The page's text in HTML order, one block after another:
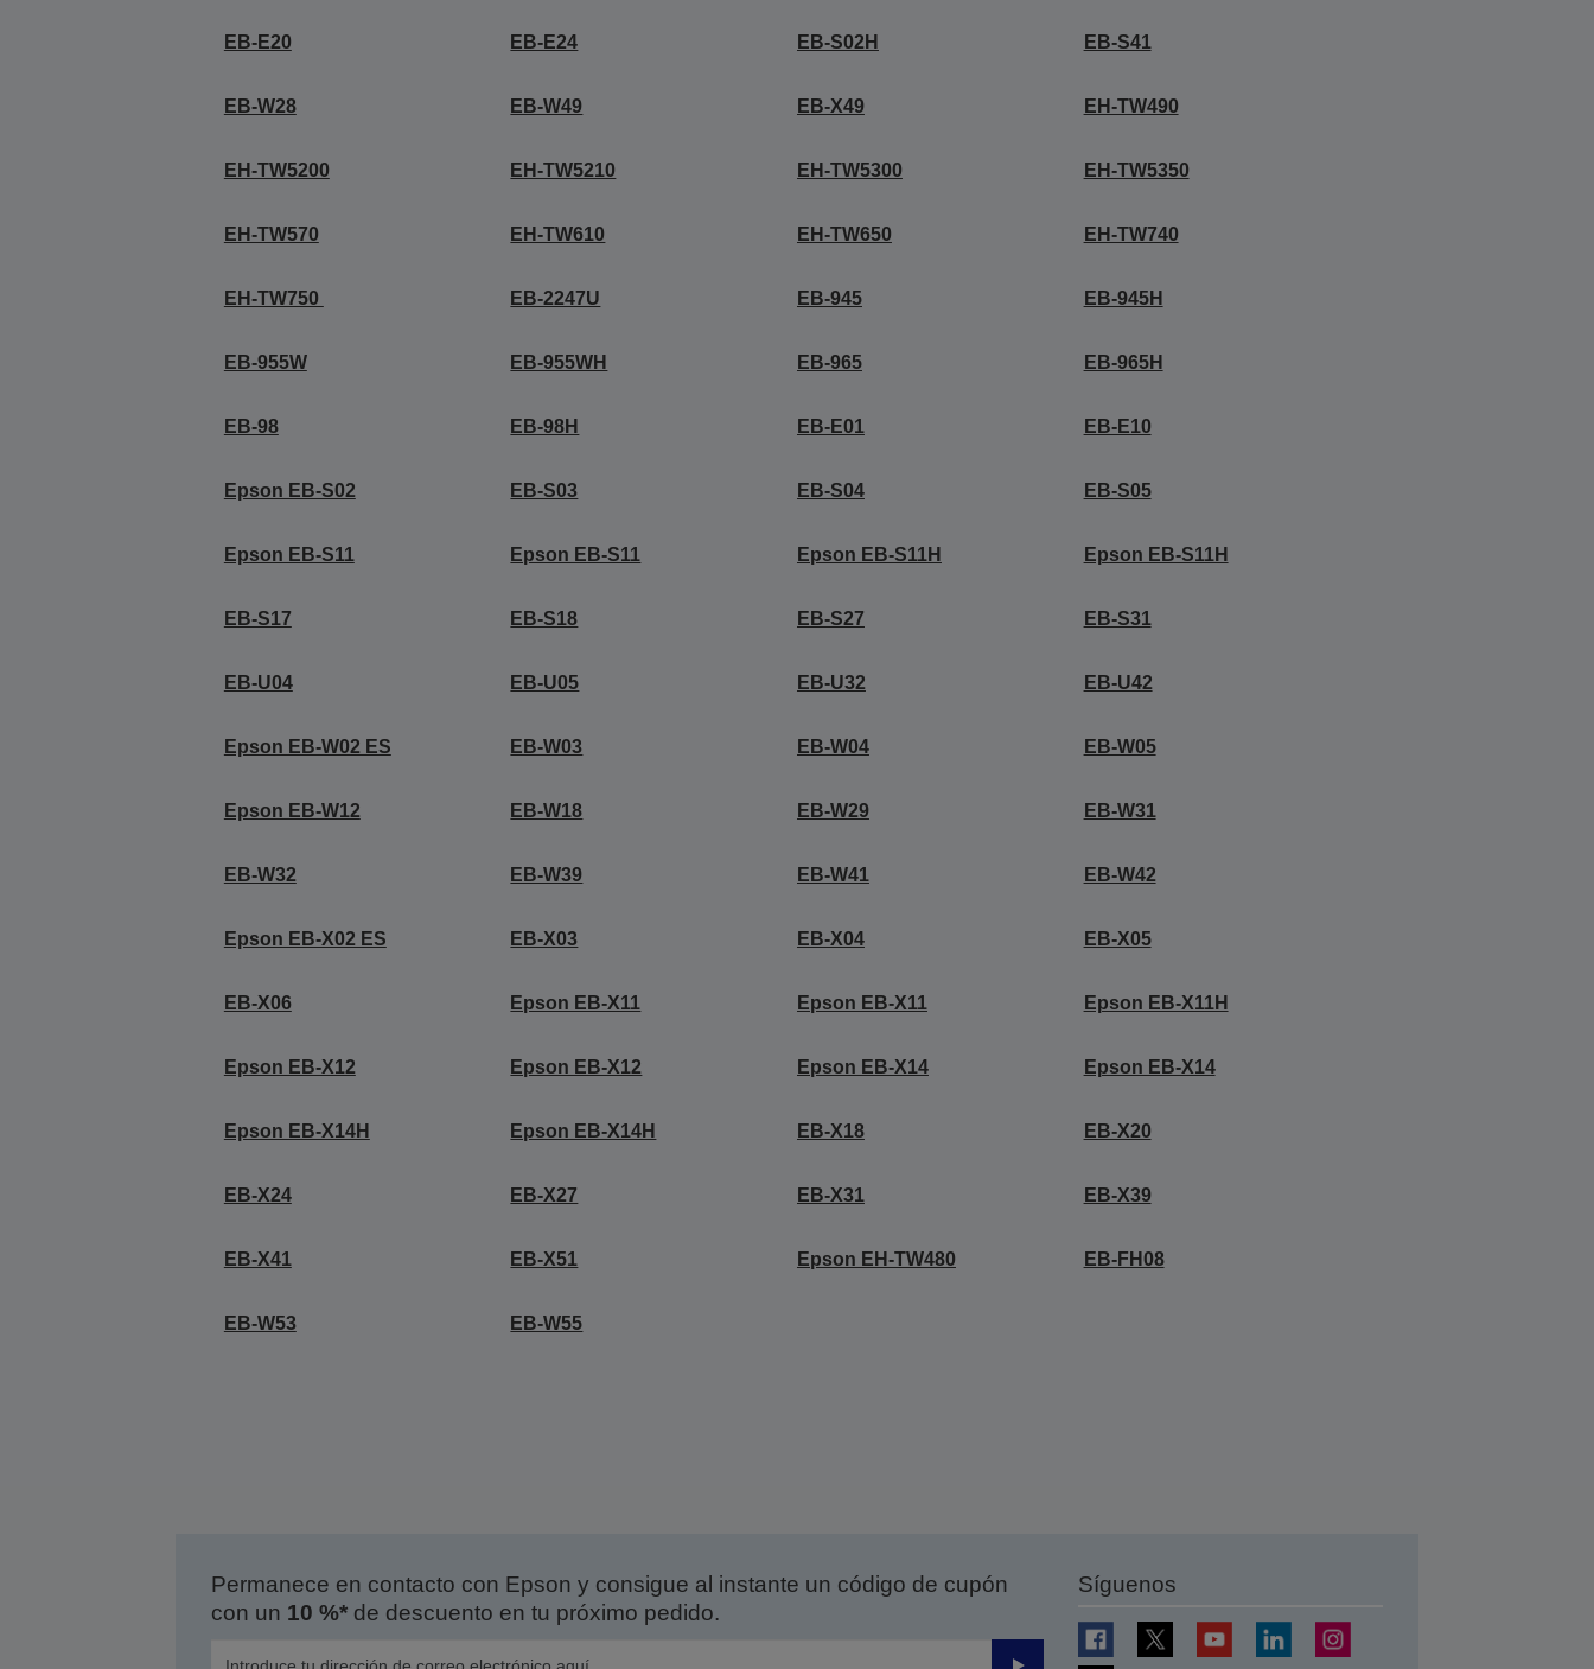
EB-E20 EB-E24 EB-S02H EB-S41
EB-W28 EB-W49 EB-X49 EH-TW490
EH-TW5200 EH-TW5210 EH-TW5300 EH-TW5350
EH-TW570 EH-TW610 EH-TW650 EH-TW740
EH-TW750 EB-2247U EB-945 EB-945H
EB-955W EB-955WH EB-965 EB-965H
EB-98 EB-98H EB-E01 EB-E10
Epson EB-S02 EB-S03 EB-S04 EB-S05
Epson EB-S11 Epson EB-S11 Epson EB-S11H Epson EB-S11H
EB-S17 EB-S18 EB-S27 EB-S31
EB-U04 EB-U05 EB-U32 EB-U42
Epson EB-W02 ES EB-W03 EB-W04 EB-W05
Epson EB-W12 EB-W18 EB-W29 EB-W31
EB-W32 EB-W39 EB-W41 EB-W42
Epson EB-X02 ES EB-X03 EB-X04 EB-X05
EB-X06 Epson EB-X11 Epson EB-X11 Epson EB-X11H
Epson EB-X12 Epson EB-X12 Epson EB-X14 Epson EB-X14
Epson EB-X14H Epson EB-X14H EB-X18 EB-X20
EB-X24 EB-X27 EB-X31 EB-X39
EB-X41 EB-X51 Epson EH-TW480 EB-FH08
EB-W53 EB-W55
Permanece en contacto con Epson y consigue al instante un código de cupón
con un 10 %*de descuento en tu próximo pedido.
Síguenos